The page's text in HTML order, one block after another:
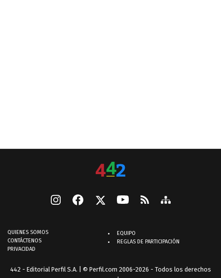
QUIENES SOMOS
CONTÁCTENOS
PRIVACIDAD
EQUIPO
REGLAS DE PARTICIPACIÓN
442 - Editorial Perfil S.A. | © Perfil.com 2006-2026 - Todos los derechos